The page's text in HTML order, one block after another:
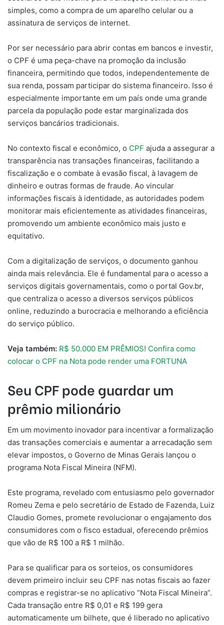
simples, como a compra de um aparelho celular ou a
assinatura de serviços de internet.
Por ser necessário para abrir contas em bancos e investir,
o CPF é uma peça-chave na promoção da inclusão
financeira, permitindo que todos, independentemente de
sua renda, possam participar do sistema financeiro. Isso é
especialmente importante em um país onde uma grande
parcela da população pode estar marginalizada dos
serviços bancários tradicionais.
No contexto fiscal e econômico, o CPF ajuda a assegurar a
transparência nas transações financeiras, facilitando a
fiscalização e o combate à evasão fiscal, à lavagem de
dinheiro e outras formas de fraude. Ao vincular
informações fiscais à identidade, as autoridades podem
monitorar mais eficientemente as atividades financeiras,
promovendo um ambiente econômico mais justo e
equitativo.
Com a digitalização de serviços, o documento ganhou
ainda mais relevância. Ele é fundamental para o acesso a
serviços digitais governamentais, como o portal Gov.br,
que centraliza o acesso a diversos serviços públicos
online, reduzindo a burocracia e melhorando a eficiência
do serviço público.
Veja também: R$ 50.000 EM PRÊMIOS! Confira como
colocar o CPF na Nota pode render uma FORTUNA
Seu CPF pode guardar um
prêmio milionário
Em um movimento inovador para incentivar a formalização
das transações comerciais e aumentar a arrecadação sem
elevar impostos, o Governo de Minas Gerais lançou o
programa Nota Fiscal Mineira (NFM).
Este programa, revelado com entusiasmo pelo governador
Romeu Zema e pelo secretário de Estado de Fazenda, Luiz
Claudio Gomes, promete revolucionar o engajamento dos
consumidores com o fisco estadual, oferecendo prêmios
que vão de R$ 100 a R$ 1 milhão.
Para se qualificar para os sorteios, os consumidores
devem primeiro incluir seu CPF nas notas fiscais ao fazer
compras e registrar-se no aplicativo “Nota Fiscal Mineira”.
Cada transação entre R$ 0,01 e R$ 199 gera
automaticamente um bilhete, que é liberado no aplicativo